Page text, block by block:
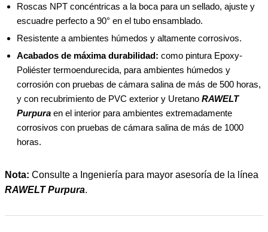
Roscas NPT concéntricas a la boca para un sellado, ajuste y
escuadre perfecto a 90° en el tubo ensamblado.
Resistente a ambientes húmedos y altamente corrosivos.
Acabados de máxima durabilidad: como pintura Epoxy-
Poliéster termoendurecida, para ambientes húmedos y
corrosión con pruebas de cámara salina de más de 500 horas,
y con recubrimiento de PVC exterior y Uretano RAWELT
Purpura en el interior para ambientes extremadamente
corrosivos con pruebas de cámara salina de más de 1000
horas.
Nota: Consulte a Ingeniería para mayor asesoría de la línea
RAWELT Purpura.